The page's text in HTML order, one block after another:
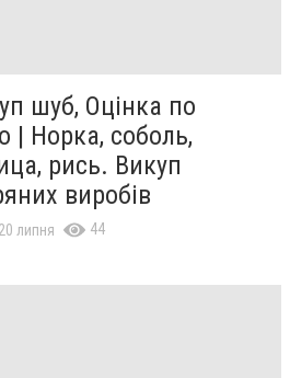
шуб, Оцінка по
| Норка, соболь,
рись. Викуп
виробів
липня 44